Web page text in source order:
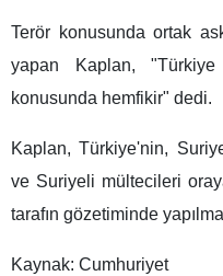
Terör konusunda ortak
yapan Kaplan,
konusunda hemfikir" dedi.
Kaplan, Türkiye'nin,
ve Suriyeli mültecileri
tarafın gözetiminde
Kaynak: Cumhuriyet